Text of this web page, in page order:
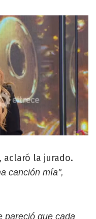
aclaró la jurado.
canción mía",
pareció que cada